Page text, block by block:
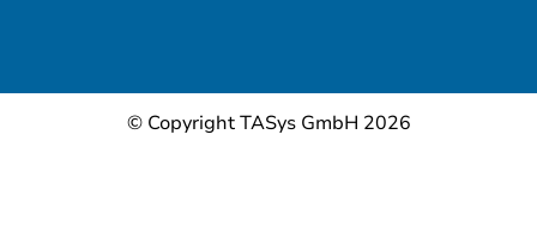
© Copyright TASys GmbH 2026